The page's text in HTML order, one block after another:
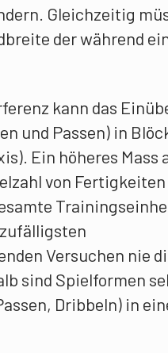
Gleichzeitig
der während
kann das
und Passen) in
Ein höheres Mass
von Fertigkeiten
Versuchen nie
sind Spielformen
Dribbeln) in